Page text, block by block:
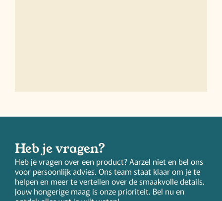
Heb je vragen?
Heb je vragen over een product? Aarzel niet en bel ons
voor persoonlijk advies. Ons team staat klaar om je te
helpen en meer te vertellen over de smaakvolle details.
Jouw hongerige maag is onze prioriteit. Bel nu en